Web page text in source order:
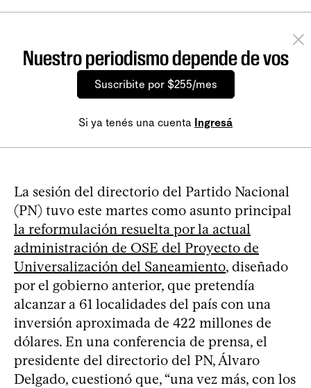
Nuestro periodismo depende de vos
Suscribite por $255/mes
Si ya tenés una cuenta Ingresá
La sesión del directorio del Partido Nacional
(PN) tuvo este martes como asunto principal
la reformulación resuelta por la actual
administración de OSE del Proyecto de
Universalización del Saneamiento, diseñado
por el gobierno anterior, que pretendía
alcanzar a 61 localidades del país con una
inversión aproximada de 422 millones de
dólares. En una conferencia de prensa, el
presidente del directorio del PN, Álvaro
Delgado, cuestionó que, “una vez más, con los